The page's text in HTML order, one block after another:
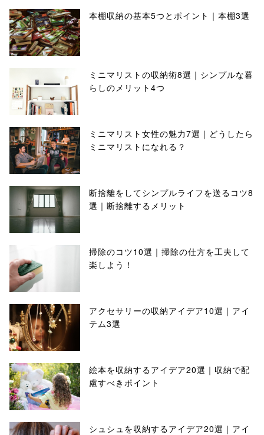
本棚収納の基本5つとポイント｜本棚3選
ミニマリストの収納術8選｜シンプルな暮
らしのメリット4つ
ミニマリスト女性の魅力7選｜どうしたら
ミニマリストになれる？
断捨離をしてシンプルライフを送るコツ8
選｜断捨離するメリット
掃除のコツ10選｜掃除の仕方を工夫して
楽しよう！
アクセサリーの収納アイデア10選｜アイ
テム3選
絵本を収納するアイデア20選｜収納で配
慮すべきポイント
シュシュを収納するアイデア20選｜アイ